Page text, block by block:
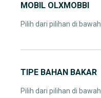
MOBIL OLXMOBBI
Pilih dari pilihan di bawah
TIPE BAHAN BAKAR
Pilih dari pilihan di bawah